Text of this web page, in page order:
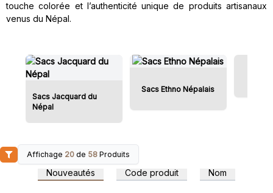
touche colorée et l’authenticité unique de produits artisanaux
venus du Népal.
Sacs Jacquard du
Népal
Sacs Ethno Népalais
Affichage 20 de 58 Produits
Nouveautés Code produit Nom
Connectez-vous ou
inscrivez-vous pour
accéder aux prix de gros
inscrivez-vous pour
accéder aux prix de gros